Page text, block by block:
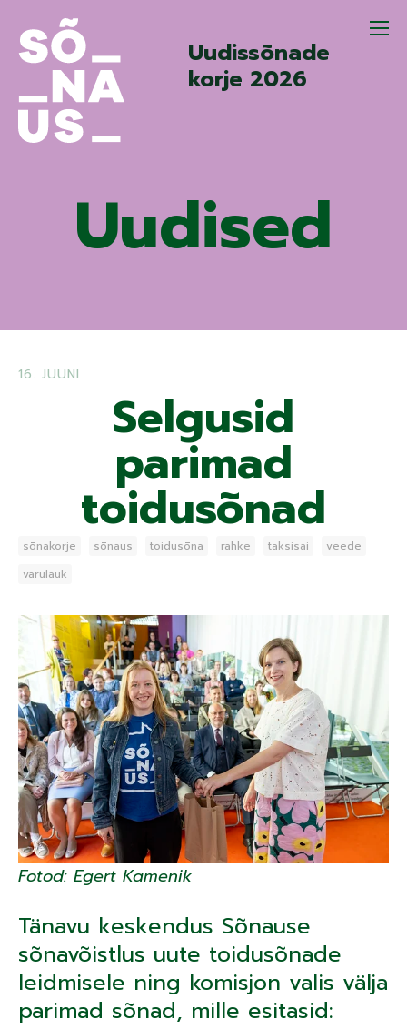
Uudissõnade
korje 2026
Uudised
16. JUUNI
Selgusid
parimad
toidusõnad
sõnakorje sõnaus toidusõna rahke taksisai
veede
varulauk
Fotod: Egert Kamenik
Tänavu keskendus Sõnause
sõnavõistlus uute toidusõnade
leidmisele ning komisjon valis välja
parimad sõnad, mille esitasid: